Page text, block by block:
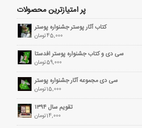
پر امتیازترین محصولات
کتاب آثار پوستر جشنواره پوستر
45,000تومان
سی دی و کتاب جشنواره پوستر افدستا
59,000تومان
سی دی مجموعه آثار جشنواره پوستر
15,000تومان
تقویم سال ۱۳۹۴
14,000تومان